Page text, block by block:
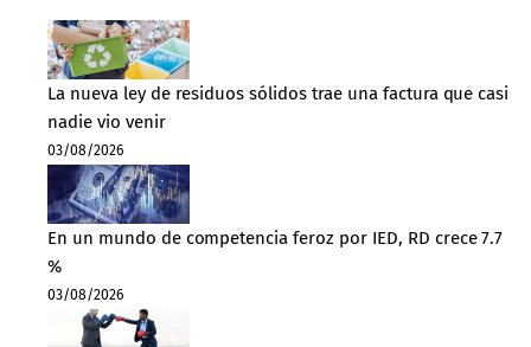
La nueva ley de residuos sólidos trae una factura que casi
nadie vio venir
03/08/2026
En un mundo de competencia feroz por IED, RD crece 7.7
%
03/08/2026